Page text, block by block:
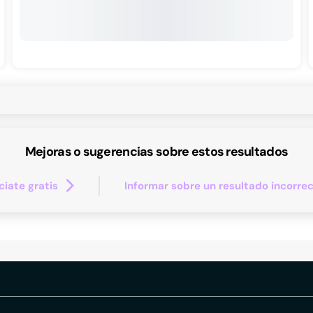
Mejoras o sugerencias sobre estos resultados
gratis Informar sobre un resultado